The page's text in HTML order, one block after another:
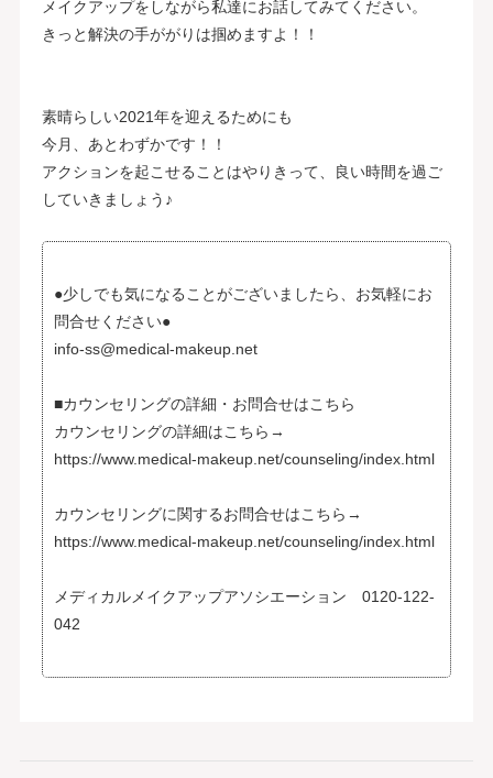
メイクアップをしながら私達にお話してみてください。
きっと解決の手ががりは掴めますよ！！
素晴らしい2021年を迎えるためにも
今月、あとわずかです！！
アクションを起こせることはやりきって、良い時間を過ご
していきましょう♪
●少しでも気になることがございましたら、お気軽にお
問合せください●
info-ss@medical-makeup.net
■カウンセリングの詳細・お問合せはこちら
カウンセリングの詳細はこちら→
https://www.medical-makeup.net/counseling/index.html
カウンセリングに関するお問合せはこちら→
https://www.medical-makeup.net/counseling/index.html
メディカルメイクアップアソシエーション 0120-122-
042